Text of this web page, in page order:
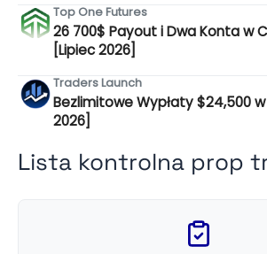
Top One Futures
26 700$ Payout i Dwa Konta w
[Lipiec 2026]
Traders Launch
Bezlimitowe Wypłaty $24,500
2026]
Lista kontrolna prop